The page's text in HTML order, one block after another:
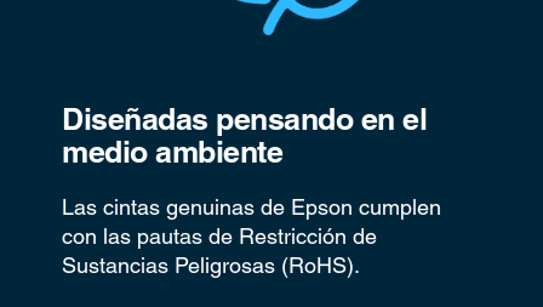
Diseñadas pensando en el
medio ambiente
Las cintas genuinas de Epson cumplen
con las pautas de Restricción de
Sustancias Peligrosas (RoHS).